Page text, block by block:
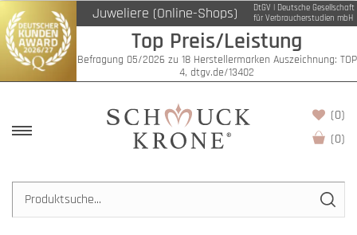
Juweliere (Online-Shops)
DtGV | Deutsche Gesellschaft
für Verbraucherstudien mbH
Top Preis/Leistung
Befragung 05/2026 zu 18 Herstellermarken Auszeichnung: TOP
4, dtgv.de/13402
(0)
(0)